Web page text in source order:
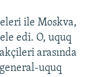
ile Moskva,
edi. O, uquq
arasında
uquq